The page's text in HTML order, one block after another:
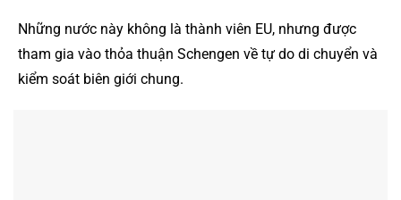
Những nước này không là thành viên EU, nhưng được
tham gia vào thỏa thuận Schengen về tự do di chuyển và
kiểm soát biên giới chung.